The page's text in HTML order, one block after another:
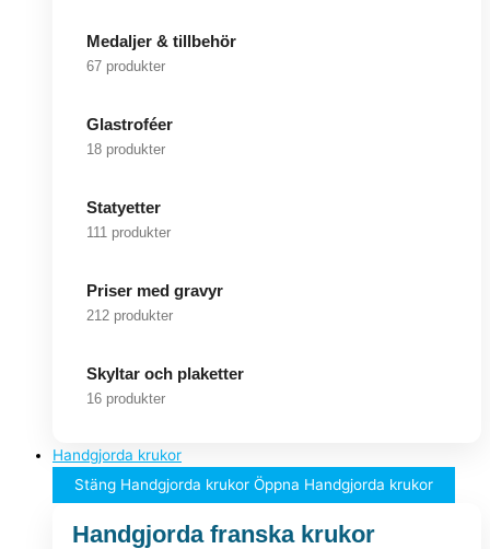
Medaljer & tillbehör
67 produkter
Glastroféer
18 produkter
Statyetter
111 produkter
Priser med gravyr
212 produkter
Skyltar och plaketter
16 produkter
Handgjorda krukor
Stäng Handgjorda krukor Öppna Handgjorda krukor
Handgjorda franska krukor